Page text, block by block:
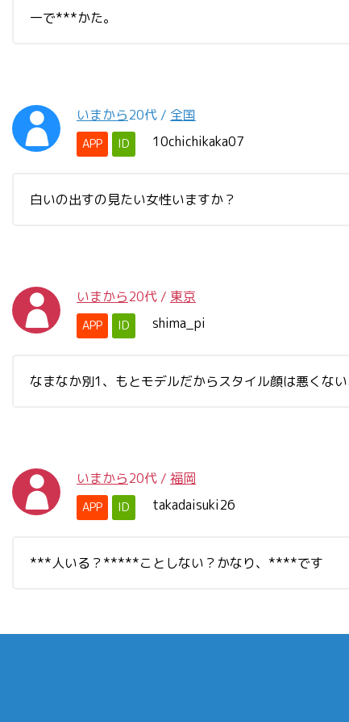
一で***かた。
いまから20代 / 全国
APP ID 10chichikaka07
白いの出すの見たい女性いますか？
いまから20代 / 東京
APP ID shima_pi
なまなか別1、もとモデルだからスタイル顔は悪くな
いまから20代 / 福岡
APP ID takadaisuki26
***人いる？*****ことしない？かなり、****です